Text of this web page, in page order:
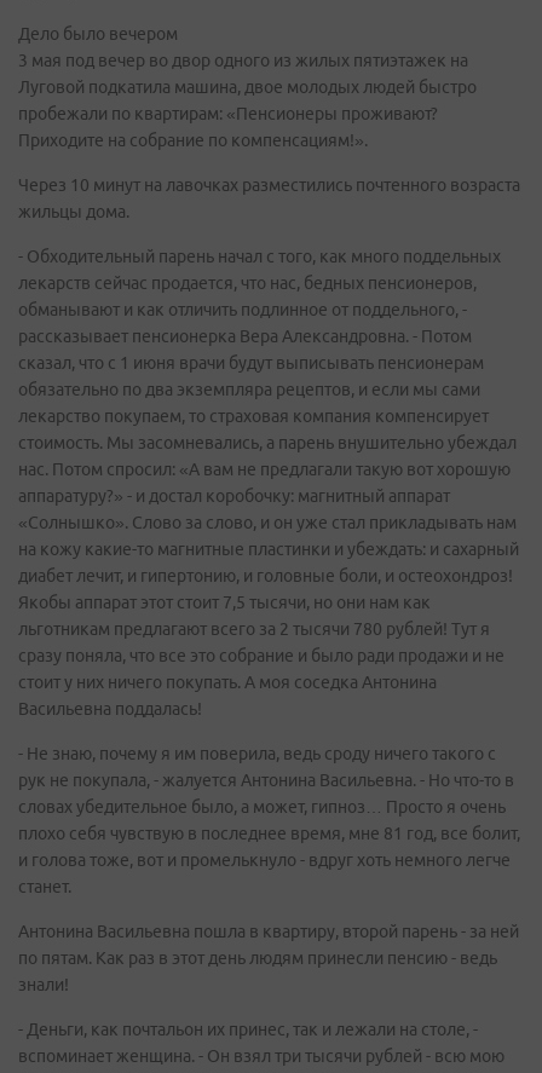
Дело было вечером
3 мая под вечер во двор одного из жилых пятиэтажек на
Луговой подкатила машина, двое молодых людей быстро
пробежали по квартирам: «Пенсионеры проживают?
Приходите на собрание по компенсациям!».
Через 10 минут на лавочках разместились почтенного возраста
жильцы дома.
- Обходительный парень начал с того, как много поддельных
лекарств сейчас продается, что нас, бедных пенсионеров,
обманывают и как отличить подлинное от поддельного, -
рассказывает пенсионерка Вера Александровна. - Потом
сказал, что с 1 июня врачи будут выписывать пенсионерам
обязательно по два экземпляра рецептов, и если мы сами
лекарство покупаем, то страховая компания компенсирует
стоимость. Мы засомневались, а парень внушительно убеждал
нас. Потом спросил: «А вам не предлагали такую вот хорошую
аппаратуру?» - и достал коробочку: магнитный аппарат
«Солнышко». Слово за слово, и он уже стал прикладывать нам
на кожу какие-то магнитные пластинки и убеждать: и сахарный
диабет лечит, и гипертонию, и головные боли, и остеохондроз!
Якобы аппарат этот стоит 7,5 тысячи, но они нам как
льготникам предлагают всего за 2 тысячи 780 рублей! Тут я
сразу поняла, что все это собрание и было ради продажи и не
стоит у них ничего покупать. А моя соседка Антонина
Васильевна поддалась!
- Не знаю, почему я им поверила, ведь сроду ничего такого с
рук не покупала, - жалуется Антонина Васильевна. - Но что-то в
словах убедительное было, а может, гипноз… Просто я очень
плохо себя чувствую в последнее время, мне 81 год, все болит,
и голова тоже, вот и промелькнуло - вдруг хоть немного легче
станет.
Антонина Васильевна пошла в квартиру, второй парень - за ней
по пятам. Как раз в этот день людям принесли пенсию - ведь
знали!
- Деньги, как почтальон их принес, так и лежали на столе, -
вспоминает женщина. - Он взял три тысячи рублей - всю мою